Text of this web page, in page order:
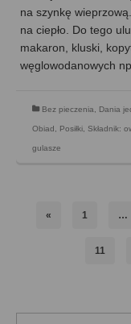
na szynkę
na ciepło. Do tego
makaron, kluski,
węglowodanowych
Bez pieczenia Dania
Obiad Posiłki Składnik:
gulasze
« 1 …
11